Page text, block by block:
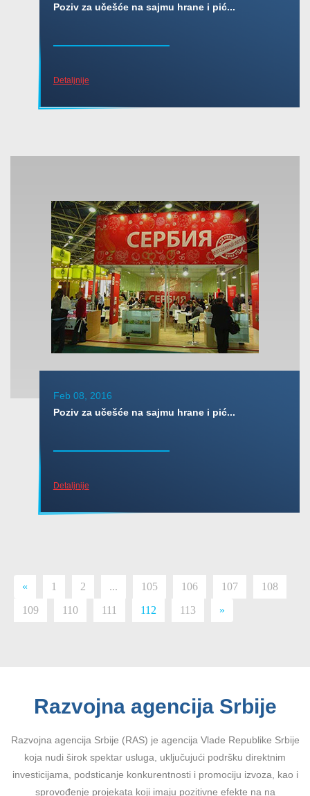
Poziv za učešće na sajmu hrane i pić...
Detaljnije
Feb 08, 2016
Poziv za učešće na sajmu hrane i pić...
Detaljnije
« 1 2 ... 105 106 107
108
109
110 111 112 113 »
Razvojna agencija Srbije
Razvojna agencija Srbije (RAS) je agencija Vlade Republike Srbije
koja nudi širok spektar usluga, uključujući podršku direktnim
investicijama, podsticanje konkurentnosti i promociju izvoza, kao i
sprovođenje projekata koji imaju pozitivne efekte na na